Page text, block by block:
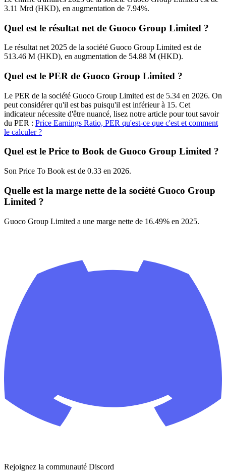
3.11 Mrd (HKD), en augmentation de 7.94%.
Quel est le résultat net de Guoco Group Limited ?
Le résultat net 2025 de la société Guoco Group Limited est de
513.46 M (HKD), en augmentation de 54.88 M (HKD).
Quel est le PER de Guoco Group Limited ?
Le PER de la société Guoco Group Limited est de 5.34 en 2026. On
peut considérer qu'il est bas puisqu'il est inférieur à 15. Cet
indicateur nécessite d'être nuancé, lisez notre article pour tout savoir
du PER : Price Earnings Ratio, PER qu'est-ce que c'est et comment
le calculer ?
Quel est le Price to Book de Guoco Group Limited ?
Son Price To Book est de 0.33 en 2026.
Quelle est la marge nette de la société Guoco Group
Limited ?
Guoco Group Limited a une marge nette de 16.49% en 2025.
Rejoignez la communauté Discord